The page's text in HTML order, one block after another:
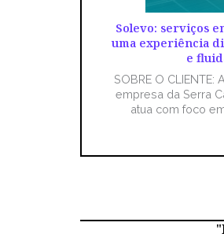
Solevo: serviços
uma experiência
e
SOBRE O CLIENTE:
empresa da Serra
atua com foco